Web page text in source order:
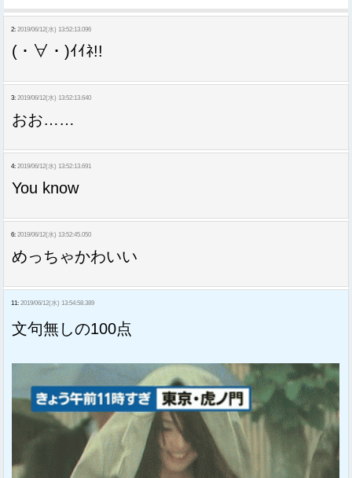
2: 2019/06/12(水) 13:52:13.096
(・∀・)ｲｲﾈ!!
3: 2019/06/12(水) 13:52:13.640
おお……
4: 2019/06/12(水) 13:52:13.691
You know
6: 2019/06/12(水) 13:52:45.050
めっちゃかわいい
11: 2019/06/12(水) 13:54:58.389
文句無しの100点